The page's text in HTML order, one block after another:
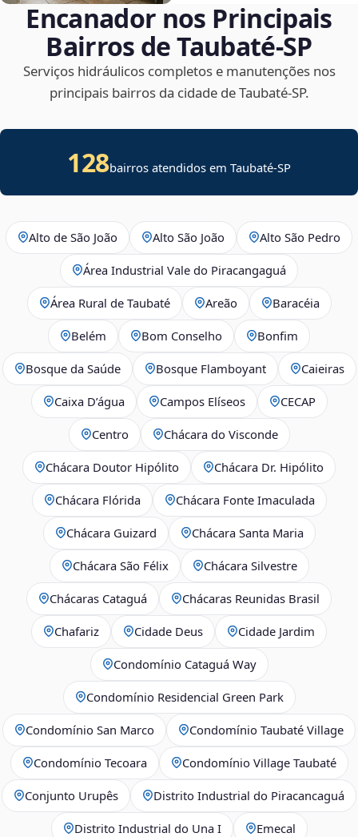
Encanador nos Principais
Bairros de Taubaté‑SP
Serviços hidráulicos completos e manutenções nos
principais bairros da cidade de Taubaté‑SP.
128bairros atendidos em Taubaté-SP
Alto de São João Alto São João Alto São Pedro
Área Industrial Vale do Piracangaguá
Área Rural de Taubaté Areão Baracéia
Belém Bom Conselho Bonfim
Bosque da Saúde Bosque Flamboyant Caieiras
Caixa D’água Campos Elíseos CECAP
Centro Chácara do Visconde
Chácara Doutor Hipólito Chácara Dr. Hipólito
Chácara Flórida Chácara Fonte Imaculada
Chácara Guizard Chácara Santa Maria
Chácara São Félix Chácara Silvestre
Chácaras Cataguá Chácaras Reunidas Brasil
Chafariz Cidade Deus Cidade Jardim
Condomínio Cataguá Way
Condomínio Residencial Green Park
Condomínio San Marco Condomínio Taubaté Village
Condomínio Tecoara Condomínio Village Taubaté
Conjunto Urupês Distrito Industrial do Piracancaguá
Distrito Industrial do Una I Emecal